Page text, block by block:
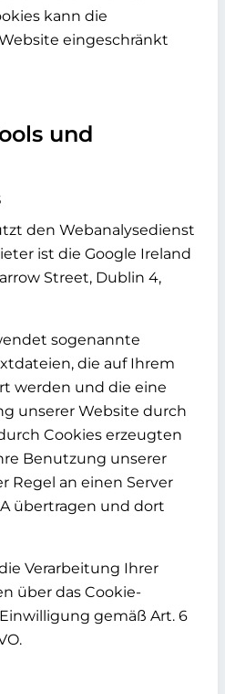
kann die
eingeschränkt
und
den Webanalysedienst
ist die Google Ireland
Street, Dublin 4,
sogenannte
die auf Ihrem
werden und die eine
unserer Website durch
Cookies erzeugten
Benutzung unserer
Regel an einen Server
übertragen und dort
Verarbeitung Ihrer
über das Cookie-
gemäß Art. 6